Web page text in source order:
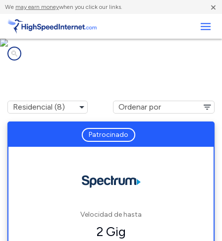
We may earn moneywhen you click our links. ×
Patrocinado
Velocidad de hasta
2 Gig